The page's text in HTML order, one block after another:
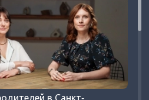
в Санкт‐